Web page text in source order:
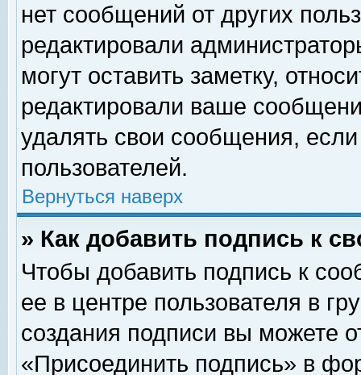
нет сообщений от других
редактировали
могут оставить заметку,
редактировали ваше
удалять свои сообщения,
пользователей.
Вернуться наверх
» Как добавить подпись к
Чтобы добавить подпись к
ее в центре пользователя в
создания подписи вы можете
«Присоединить подпись» в